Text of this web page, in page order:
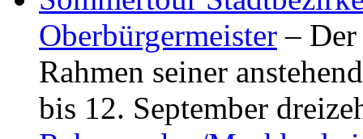
Oberbürgermeister –
Rahmen seiner
bis 12. September